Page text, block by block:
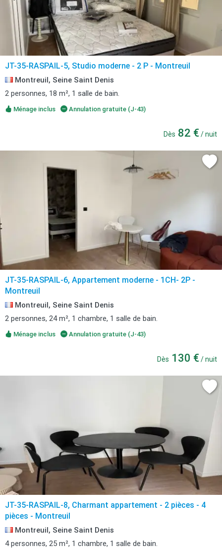
JT-35-RASPAIL-5, Studio moderne - 2 P - Montreuil
Montreuil, Seine Saint Denis
2 personnes, 18 m², 1 salle de bain.
Ménage inclus Annulation gratuite (J-43)
Dès 82 € / nuit
JT-35-RASPAIL-6, Appartement moderne - 1CH- 2P -
Montreuil
Montreuil, Seine Saint Denis
2 personnes, 24 m², 1 chambre, 1 salle de bain.
Ménage inclus Annulation gratuite (J-43)
Dès 130 € / nuit
JT-35-RASPAIL-8, Charmant appartement - 2 pièces - 4
pièces - Montreuil
Montreuil, Seine Saint Denis
4 personnes, 25 m², 1 chambre, 1 salle de bain.